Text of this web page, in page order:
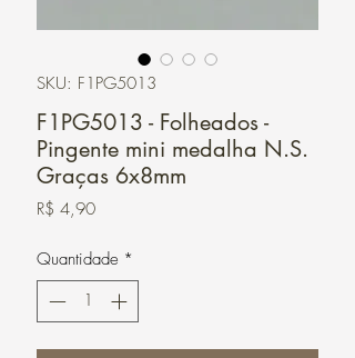
SKU: F1PG5013
F1PG5013 - Folheados -
Pingente mini medalha N.S.
Graças 6x8mm
R$ 4,90Preço
Quantidade *